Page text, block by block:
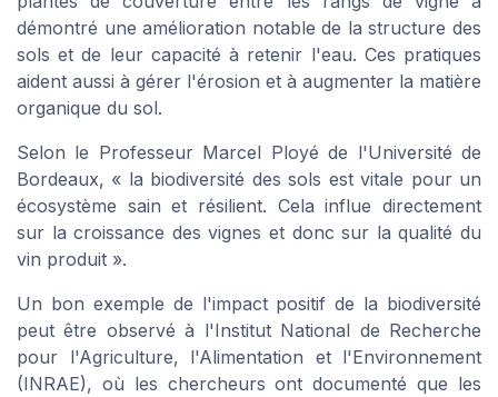
démontré une amélioration notable de la structure des
sols et de leur capacité à retenir l'eau. Ces pratiques
aident aussi à gérer l'érosion et à augmenter la matière
organique du sol.
Selon le Professeur Marcel Ployé de l'Université de
Bordeaux, « la biodiversité des sols est vitale pour un
écosystème sain et résilient. Cela influe directement
sur la croissance des vignes et donc sur la qualité du
vin produit ».
Un bon exemple de l'impact positif de la biodiversité
peut être observé à l'Institut National de Recherche
pour l'Agriculture, l'Alimentation et l'Environnement
(INRAE), où les chercheurs ont documenté que les